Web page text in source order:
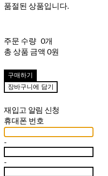
품절된 상품입니다.
주문 수량 0개
총 상품 금액 0원
구매하기
장바구니에 담기
재입고 알림 신청
휴대폰 번호
-
-